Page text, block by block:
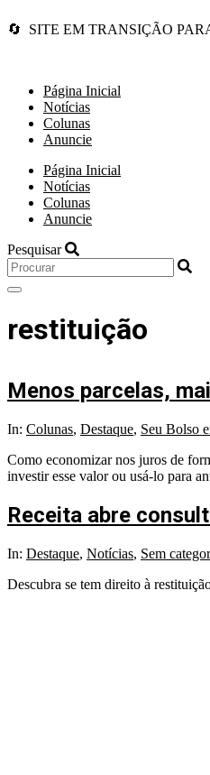
🔄 SITE EM TRANSIÇÃO
Página Inicial
Notícias
Colunas
Anuncie
Página Inicial
Notícias
Colunas
Anuncie
Pesquisar
restituição
Menos parcelas,
2025-
18
In: Colunas, Destaque, Seu Bolso
Como economizar nos juros de
investir esse valor ou usá-lo para
Receita abre
2024-
25
In: Destaque, Notícias, Sem
Descubra se tem direito à